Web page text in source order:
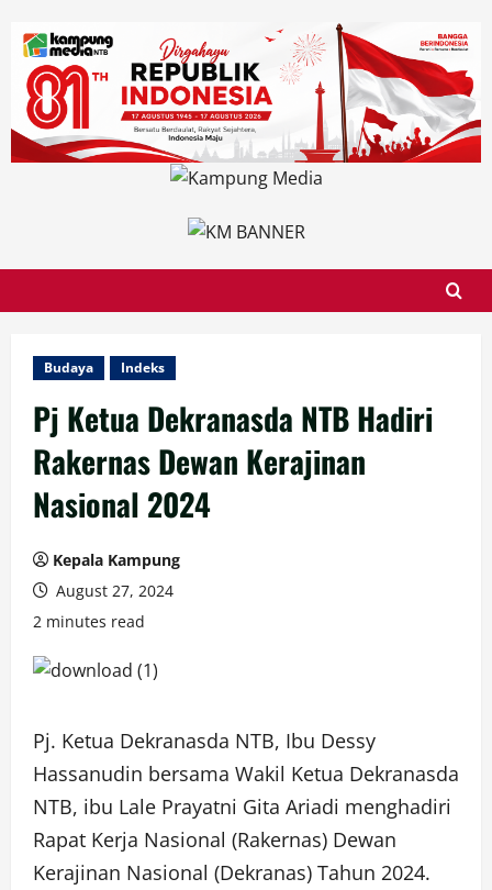
content
Budaya Indeks
Pj Ketua Dekranasda NTB Hadiri
Rakernas Dewan Kerajinan
Nasional 2024
Kepala Kampung
August 27, 2024
2 minutes read
Pj. Ketua Dekranasda NTB, Ibu Dessy
Hassanudin bersama Wakil Ketua Dekranasda
NTB, ibu Lale Prayatni Gita Ariadi menghadiri
Rapat Kerja Nasional (Rakernas) Dewan
Kerajinan Nasional (Dekranas) Tahun 2024.